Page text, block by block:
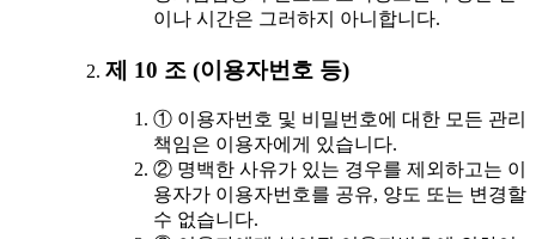
이나 시간은 그러하지 아니합니다.
제 10 조 (이용자번호 등)
① 이용자번호 및 비밀번호에 대한 모든 관리
책임은 이용자에게 있습니다.
② 명백한 사유가 있는 경우를 제외하고는 이
용자가 이용자번호를 공유, 양도 또는 변경할
수 없습니다.